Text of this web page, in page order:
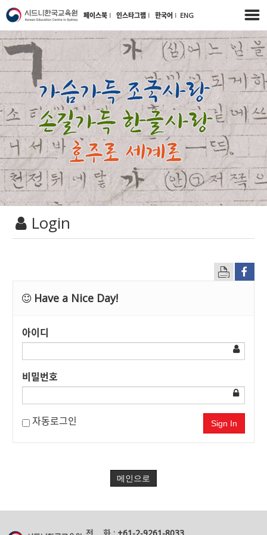
페이스북 l 인스타그램 l 한국어 l ENG
Login
Have a Nice Day!
아이디
비밀번호
자동로그인 Sign In
메인으로